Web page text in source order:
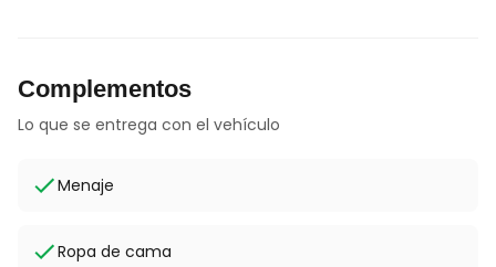
Complementos
Lo que se entrega con el vehículo
Menaje
Ropa de cama